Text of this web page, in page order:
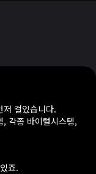
저 걸었습니다.
, 각종 바이럴시스템,
죠.